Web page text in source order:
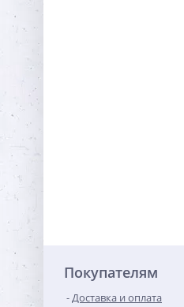
Покупателям
Доставка и оплата